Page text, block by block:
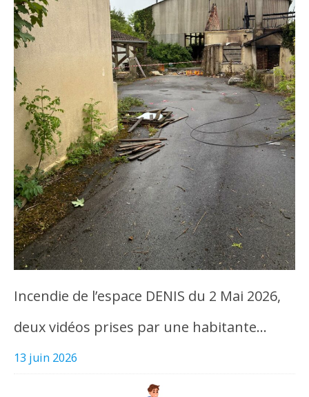
Incendie de l’espace DENIS du 2 Mai 2026,
deux vidéos prises par une habitante…
13 juin 2026